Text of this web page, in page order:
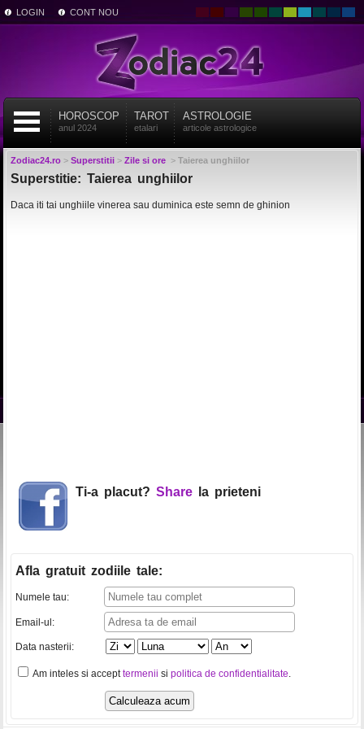
LOGIN CONT NOU
HOROSCOP
anul 2024
TAROT
etalari
ASTROLOGIE
articole astrologice
Zodiac24.ro> Superstitii> Zile si ore> Taierea unghiilor
Superstitie: Taierea unghiilor
Daca iti tai unghiile vinerea sau duminica este semn de ghinion
Ti-a placut? Share la prieteni
Afla gratuit zodiile tale:
Numele tau:
Email-ul:
Data nasterii:
Am inteles si accepttermenii si politica de confidentialitate.